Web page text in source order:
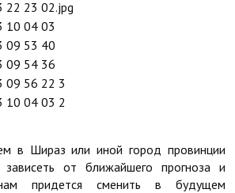
в Шираз или иной город провинции
от ближайшего прогноза и
придется сменить в будущем